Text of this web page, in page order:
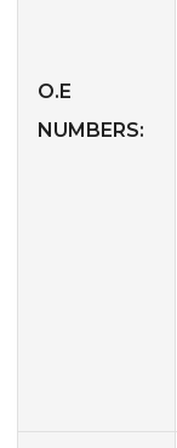
O.E
NUMBERS: